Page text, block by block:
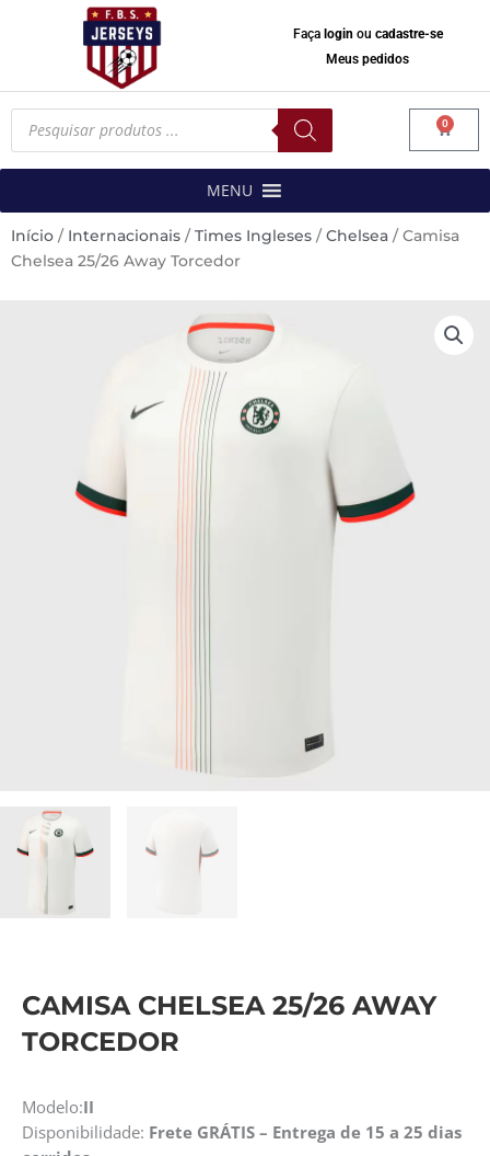
Faça loginou cadastre-se
Meus pedidos
Pesquisar
produtos 0
MENU
Início / Internacionais /Times Ingleses /Chelsea / Camisa
Chelsea 25/26 Away Torcedor
CAMISA CHELSEA 25/26 AWAY
TORCEDOR
Modelo:II
Disponibilidade: Frete GRÁTIS – Entrega de 15 a 25 dias